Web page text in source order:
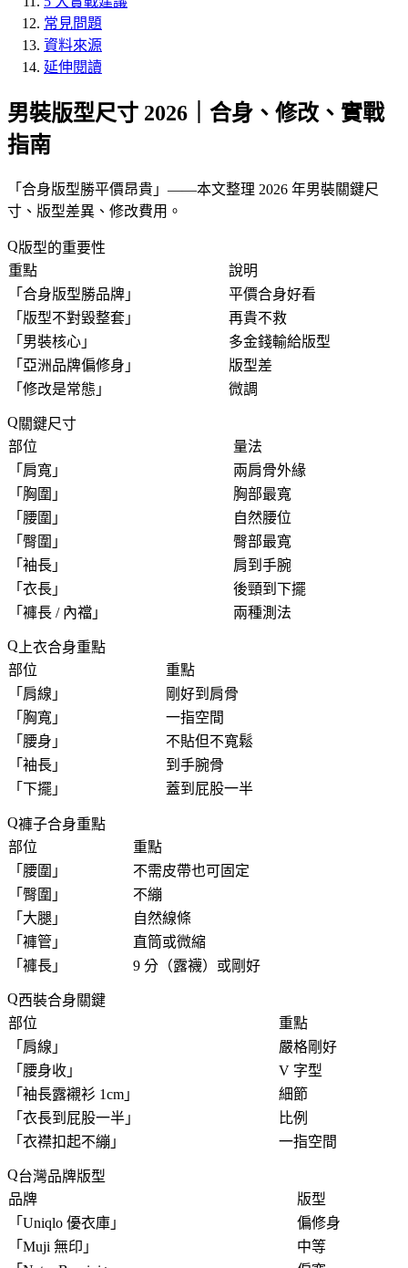
常見問題
資料來源
延伸閱讀
男裝版型尺寸 2026｜合身、修改、實戰
指南
「 合身版型勝平價昂貴 」——本文整理 2026 年男裝關鍵尺
寸、版型差異、修改費用。
版型的重要性
重點
說明
「 合身版型勝品牌 」
平價合身好看
「 版型不對毀整套 」
再貴不救
「 男裝核心 」
多金錢輸給版型
「 亞洲品牌偏修身 」
版型差
「 修改是常態 」 微調
關鍵尺寸
部位
量法
「 肩寬 」
兩肩骨外緣
「 胸圍 」
胸部最寬
「 腰圍 」
自然腰位
「 臀圍 」
臀部最寬
「 袖長 」
肩到手腕
「 衣長 」
後頸到下擺
「 褲長 / 內襠 」 兩種測法
上衣合身重點
部位
重點
「 肩線 」
剛好到肩骨
「 胸寬 」
一指空間
「 腰身 」
不貼但不寬鬆
「 袖長 」
到手腕骨
「 下擺 」 蓋到屁股一半
褲子合身重點
部位
重點
「 腰圍 」
不需皮帶也可固定
「 臀圍 」
不繃
「 大腿 」
自然線條
「 褲管 」
直筒或微縮
「 褲長 」 9 分（露襪）或剛好
西裝合身關鍵
部位
重點
「 肩線 」
嚴格剛好
「 腰身收 」
V 字型
「 袖長露襯衫 1cm 」
細節
「 衣長到屁股一半 」
比例
「 衣襟扣起不繃 」 一指空間
台灣品牌版型
品牌
版型
「 Uniqlo 優衣庫 」
偏修身
「 Muji 無印 」
中等